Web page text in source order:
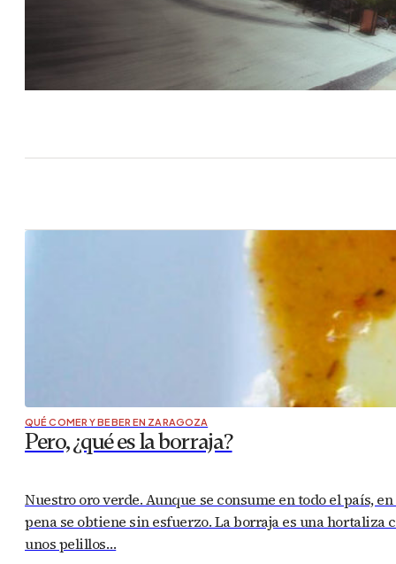
QUÉ COMER Y BEBER EN ZARAGOZA
Pero, ¿qué es la borraja?
Nuestro oro verde. Aunque se consume en todo el país,
pena se obtiene sin esfuerzo. La borraja es una
unos pelillos…